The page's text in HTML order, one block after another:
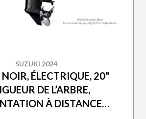
SUZUKI 2024
ÉLECTRIQUE, 20"
DE L’ARBRE,
À DISTANCE